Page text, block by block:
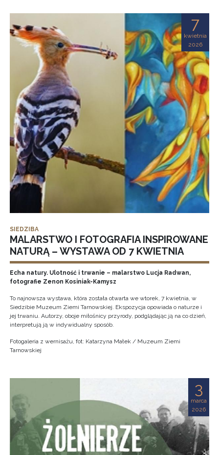
7
kwietnia
2026
SIEDZIBA
MALARSTWO I FOTOGRAFIA INSPIROWANE
NATURĄ – WYSTAWA OD 7 KWIETNIA
Echa natury. Ulotność i trwanie – malarstwo Lucja Radwan,
fotografie Zenon Kosiniak-Kamysz
To najnowsza wystawa, która została otwarta we wtorek, 7 kwietnia, w
Siedzibie Muzeum Ziemi Tarnowskiej. Ekspozycja opowiada o naturze i
jej trwaniu. Autorzy, oboje miłośnicy przyrody, podglądając ją na co dzień,
interpretują ją w indywidualny sposób.
Fotogaleria z wernisażu, fot: Katarzyna Małek / Muzeum Ziemi
Tarnowskiej
3
marca
2026